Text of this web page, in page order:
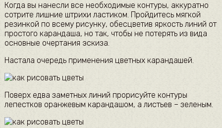
Когда вы нанесли все необходимые контуры, аккуратно
сотрите лишние штрихи ластиком. Пройдитесь мягкой
резинкой по всему рисунку, обесцветив яркость линий от
простого карандаша, но так, чтобы не потерять из вида
основные очертания эскиза.
Настала очередь применения цветных карандашей.
Поверх едва заметных линий прорисуйте контуры
лепестков оранжевым карандашом, а листьев – зеленым.